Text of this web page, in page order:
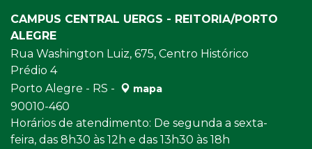
CAMPUS CENTRAL UERGS - REITORIA/PORTO
ALEGRE
Rua Washington Luiz, 675, Centro Histórico
Prédio 4
Porto Alegre - RS -
mapa
90010-460
Horários de atendimento: De segunda a sexta-
feira, das 8h30 às 12h e das 13h30 às 18h